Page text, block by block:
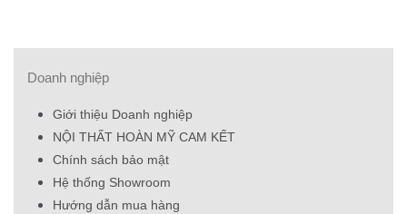
Doanh nghiệp
Giới thiệu Doanh nghiệp
NỘI THẤT HOÀN MỸ CAM KẾT
Chính sách bảo mật
Hệ thống Showroom
Hướng dẫn mua hàng